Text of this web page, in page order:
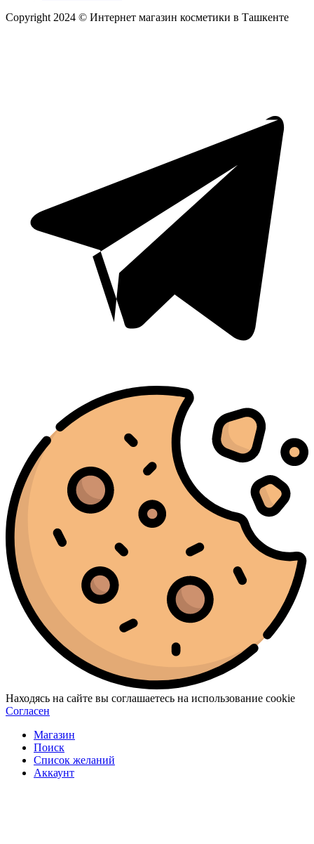
Copyright 2024 © Интернет магазин косметики в Ташкенте
Находясь на сайте вы соглашаетесь на использование cookie
Согласен
Магазин
Поиск
Список желаний
Аккаунт